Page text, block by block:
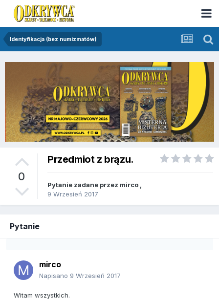
Identyfikacja (bez numizmatów)
0
Przedmiot z brązu.
Pytanie zadane przez mirco
9 Wrzesień 2017
Pytanie
mirco
Napisano 9 Wrzesień 2017
Witam wszystkich.